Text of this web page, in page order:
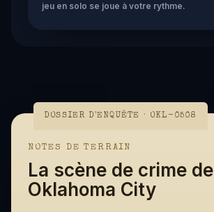
jeu en solo se joue à votre rythme.
DOSSIER D'ENQUÊTE · OKL-0508
NOTES DE TERRAIN
La scène de crime de
Oklahoma City